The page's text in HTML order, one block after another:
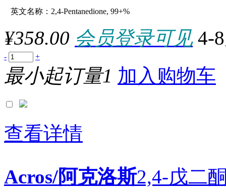
参数：
英文名称：2,4-Pentanedione, 99+%
¥358.00 会员登录可见 4-
- +
最小起订量1 加入购物车
查看详情
Acros/阿克洛斯2,4-戊二